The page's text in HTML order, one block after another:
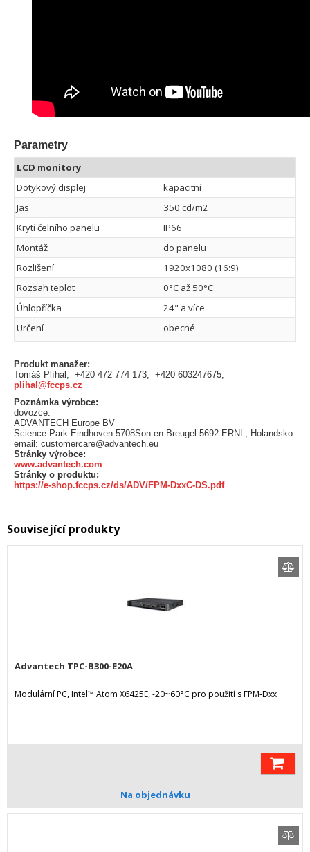
Parametry
LCD monitory
Dotykový displej
kapacitní
Jas
350 cd/m2
Krytí čelního panelu
IP66
Montáž
do panelu
Rozlišení
1920x1080 (16:9)
Rozsah teplot
0°C až 50°C
Úhlopříčka
24" a více
Určení
obecné
Produkt manažer:
Tomáš Plíhal, +420 472 774 173, +420 603247675,
plihal@fccps.cz
Poznámka výrobce:
dovozce:
ADVANTECH Europe BV
Science Park Eindhoven 5708Son en Breugel 5692 ERNL, Holandsko
email: customercare@advantech.eu
Stránky výrobce:
www.advantech.com
Stránky o produktu:
https://e-shop.fccps.cz/ds/ADV/FPM-DxxC-DS.pdf
Související produkty
Advantech TPC-B300-E20A
Modulární PC, Intel™ Atom X6425E, -20~60°C pro použití s FPM-Dxx
Na objednávku